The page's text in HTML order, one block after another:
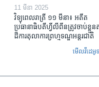
11 មីនា 2025
វិទ្យុពេលរាត្រី ១១ មីនា៖ អតីត​
ប្រធានាធិបតីហ្វីលីពីន​ត្រូវ​ចាប់ខ្លួន
ដីការ​តុលាការ​ព្រហ្មទណ្ឌ​អន្តរជាតិ
មើល​វីដេអូ​